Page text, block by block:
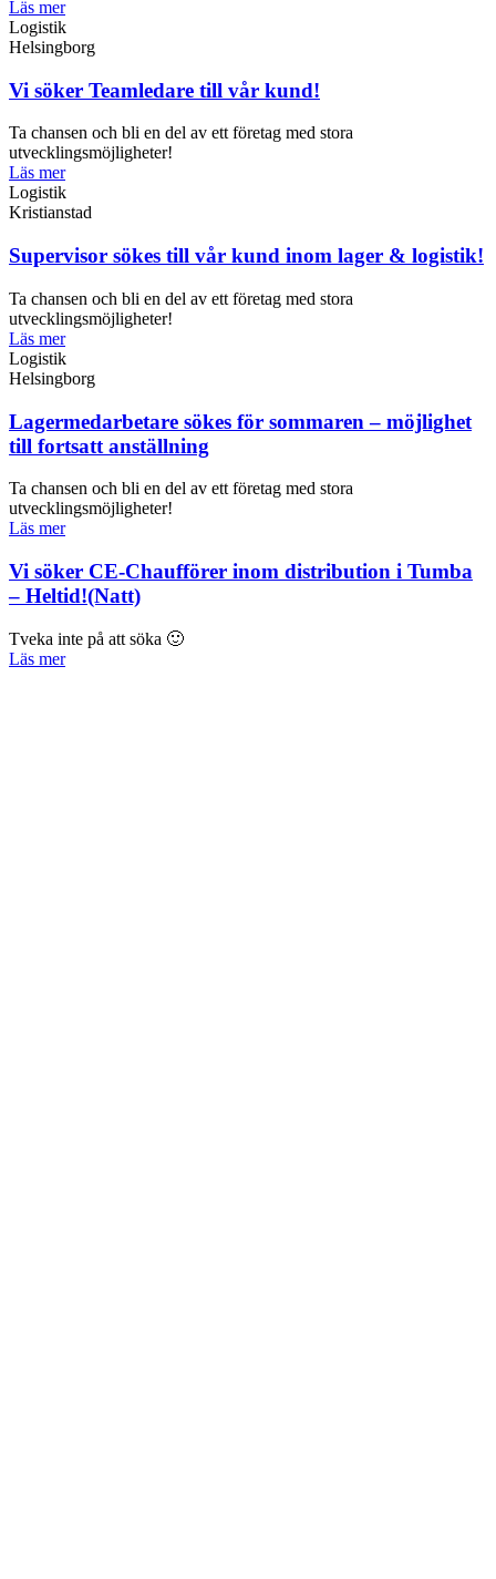
Läs mer
Logistik
Helsingborg
Vi söker Teamledare till vår kund!
Ta chansen och bli en del av ett företag med stora
utvecklingsmöjligheter!
Läs mer
Logistik
Kristianstad
Supervisor sökes till vår kund inom lager & logistik!
Ta chansen och bli en del av ett företag med stora
utvecklingsmöjligheter!
Läs mer
Logistik
Helsingborg
Lagermedarbetare sökes för sommaren – möjlighet
till fortsatt anställning
Ta chansen och bli en del av ett företag med stora
utvecklingsmöjligheter!
Läs mer
Vi söker CE-Chaufförer inom distribution i Tumba
– Heltid!(Natt)
Tveka inte på att söka 🙂
Läs mer